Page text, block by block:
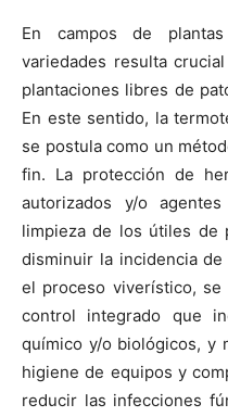
En campos de
variedades resulta
plantaciones libres de
En este sentido, la
se postula como un
fin. La protección de
autorizados y/o
limpieza de los útiles de
disminuir la incidencia de
el proceso viverístico, se
control integrado que
químico y/o biológicos, y
higiene de equipos y
reducir las infecciones